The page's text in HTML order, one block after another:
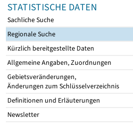
STATISTISCHE DATEN
Sachliche Suche
Regionale Suche
Kürzlich bereitgestellte Daten
Allgemeine Angaben, Zuordnungen
Gebietsveränderungen,
Änderungen zum Schlüsselverzeichnis
Definitionen und Erläuterungen
Newsletter